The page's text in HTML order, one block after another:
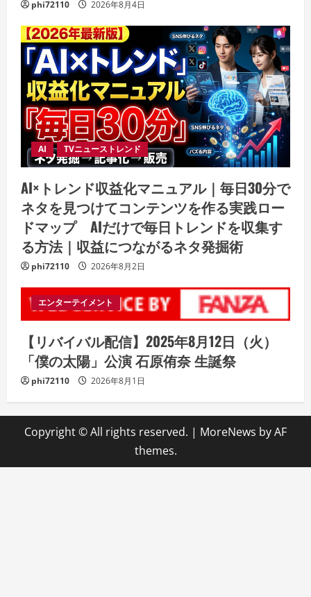
phi72110 2026年8月4日
AI TVニューストレンド
AI×トレンド収益化マニュアル｜毎日30分で
ネタを見つけてコンテンツを作る実践ロー
ドマップ AIだけで毎日トレンドを収集す
る方法｜収益につながるネタ発掘術
phi72110 2026年8月2日
エンターテイメント
【リバイバル配信】2025年8月12日（火）
「僕の太陽」公演 石原侑奈 生誕祭
phi72110 2026年8月1日
Copyright © All rights reserved. | MoreNews by AF
themes.